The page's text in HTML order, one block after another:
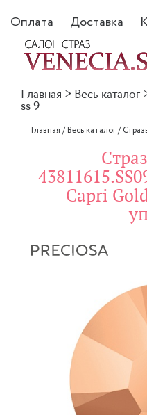
Оплата Доставка
Главная > Весь каталог
ss 9
Главная /Весь каталог/
Capri